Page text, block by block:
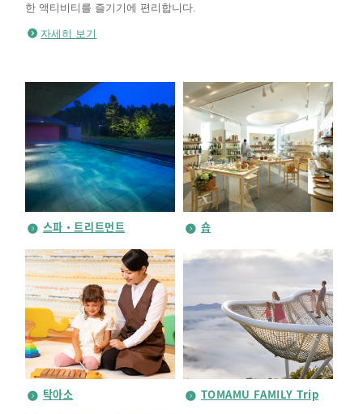
한 액티비티를 즐기기에 편리합니다.
자세히 보기
스파・트리트먼트 숍
탁아소 TOMAMU FAMILY Trip